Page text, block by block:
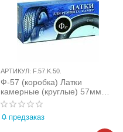
АРТИКУЛ: F.57.K.50.
Ф-57 (коробка) Латки
камерные (круглые) 57мм
50шт
предзаказ